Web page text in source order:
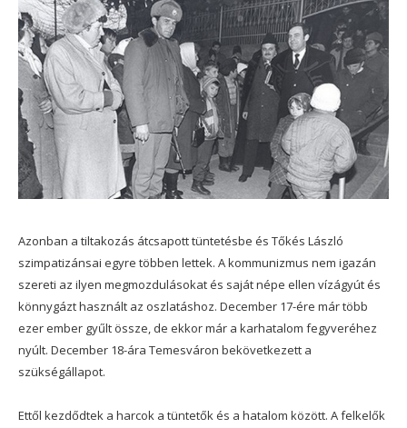
Azonban a tiltakozás átcsapott tüntetésbe és Tőkés László
szimpatizánsai egyre többen lettek. A kommunizmus nem igazán
szereti az ilyen megmozdulásokat és saját népe ellen vízágyút és
könnygázt használt az oszlatáshoz. December 17-ére már több
ezer ember gyűlt össze, de ekkor már a karhatalom fegyveréhez
nyúlt. December 18-ára Temesváron bekövetkezett a
szükségállapot.
Ettől kezdődtek a harcok a tüntetők és a hatalom között. A felkelők